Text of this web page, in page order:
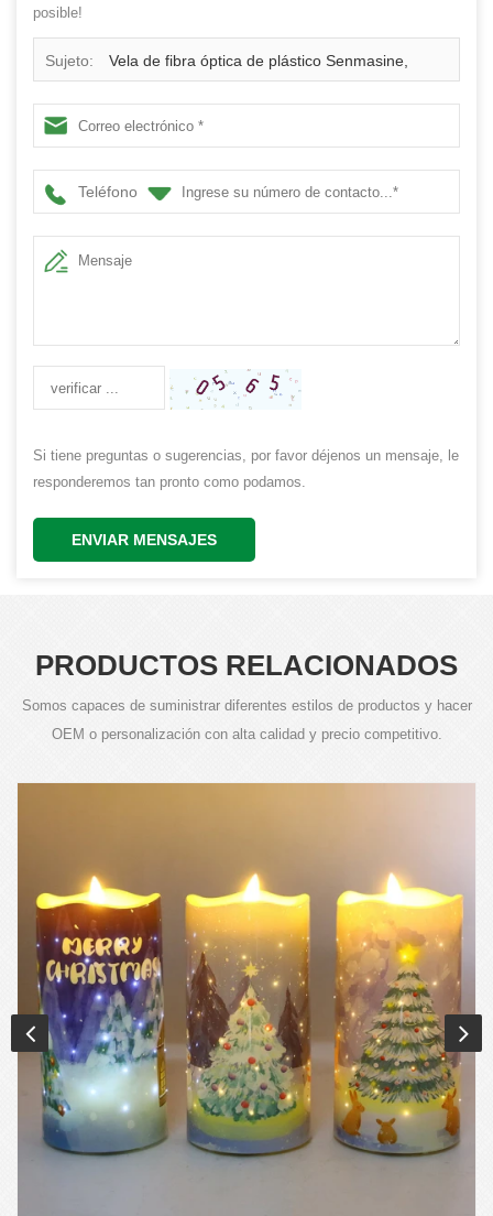
posible!
Sujeto: Vela de fibra óptica de plástico Senmasine,
lámpara tipo bala con batería de 7x15cm, velas Led
parpadeantes sin llama
Teléfono
Si tiene preguntas o sugerencias, por favor déjenos un mensaje, le
responderemos tan pronto como podamos.
ENVIAR MENSAJES
PRODUCTOS RELACIONADOS
Somos capaces de suministrar diferentes estilos de productos y hacer
OEM o personalización con alta calidad y precio competitivo.